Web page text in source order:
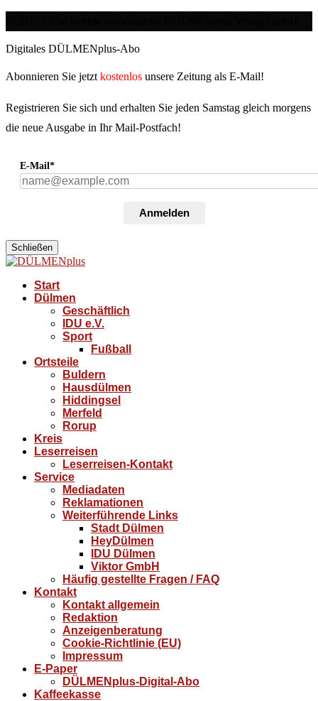
Digitales DÜLMENplus-Abo
Abonnieren Sie jetzt kostenlos unsere Zeitung als E-Mail!
Registrieren Sie sich und erhalten Sie jeden Samstag gleich morgens
die neue Ausgabe in Ihr Mail-Postfach!
E-Mail*
Anmelden
Schließen
Start
Dülmen
Geschäftlich
IDU e.V.
Sport
Fußball
Ortsteile
Buldern
Hausdülmen
Hiddingsel
Merfeld
Rorup
Kreis
Leserreisen
Leserreisen-Kontakt
Service
Mediadaten
Reklamationen
Weiterführende Links
Stadt Dülmen
HeyDülmen
IDU Dülmen
Viktor GmbH
Häufig gestellte Fragen / FAQ
Kontakt
Kontakt allgemein
Redaktion
Anzeigenberatung
Cookie-Richtlinie (EU)
Impressum
E-Paper
DÜLMENplus-Digital-Abo
Kaffeekasse